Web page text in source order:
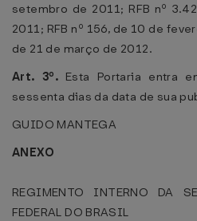
setembro de 2011; RFB nº
2011; RFB nº 156, de 10 de
de 21 de março de 2012.
Art. 3º. Esta Portaria entra
sessenta dias da data de sua
GUIDO MANTEGA
ANEXO
REGIMENTO INTERNO DA
FEDERAL DO BRASIL